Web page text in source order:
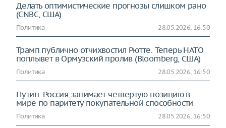
Делать оптимистические прогнозы слишком рано
(CNBC, США)
Политика 28.05.2026, 16:50
Трамп публично отчихвостил Рютте. Теперь НАТО
поплывет в Ормузский пролив (Bloomberg, США)
Политика 28.05.2026, 16:50
Путин: Россия занимает четвертую позицию в
мире по паритету покупательной способности
Политика 28.05.2026, 16:50